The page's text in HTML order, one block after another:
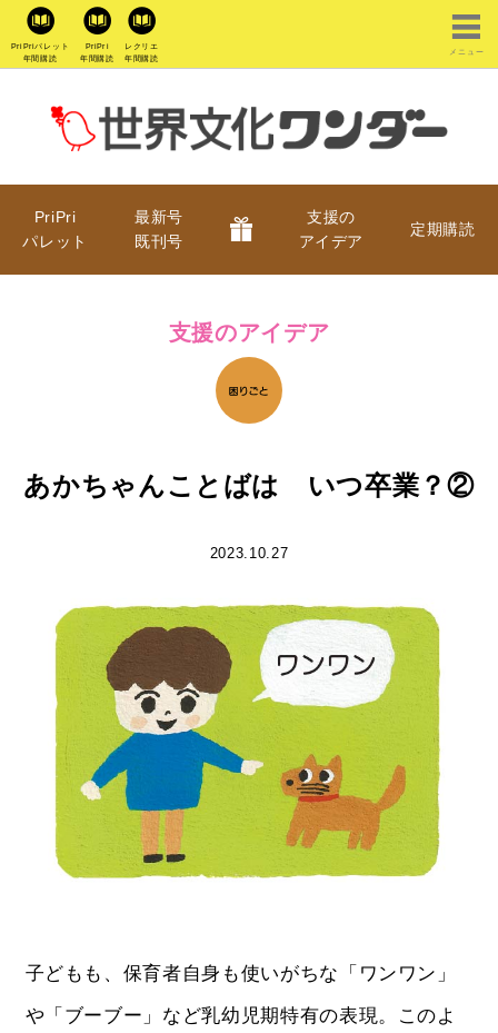
PriPriパレット
年間購読
PriPri
年間購読
レクリエ
年間購読
メニュー
PriPri
パレット
最新号
既刊号
支援の
アイデア
定期購読
支援のアイデア
あかちゃんことばは いつ卒業？②
2023.10.27
子どもも、保育者自身も使いがちな「ワンワン」
や「ブーブー」など乳幼児期特有の表現。このよ